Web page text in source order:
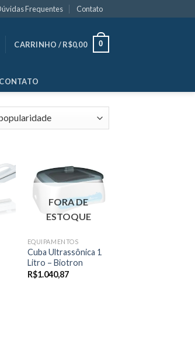
Frequentes Contato
CARRINHO /R$0,00 0
CONTATO
FORA DE
ESTOQUE
EQUIPAMENTOS
Cuba Ultrassônica 1
Litro – Biotron
R$1.040,87